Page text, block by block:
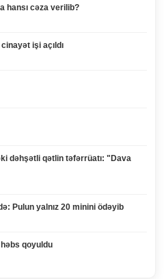
hansı cəza verilib?
işi açıldı
dəhşətli qətlin təfərrüatı: "Dava
Pulun yalnız 20 minini ödəyib
qoyuldu